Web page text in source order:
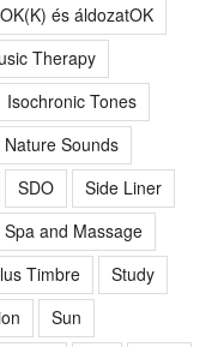
és áldozatOK
Therapy
Isochronic Tones
Nature Sounds
SDO
Side Liner
Spa and Massage
Timbre
Study
Sun